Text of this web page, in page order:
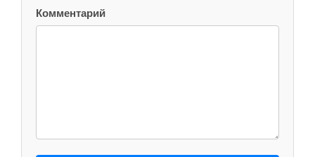
Комментарий